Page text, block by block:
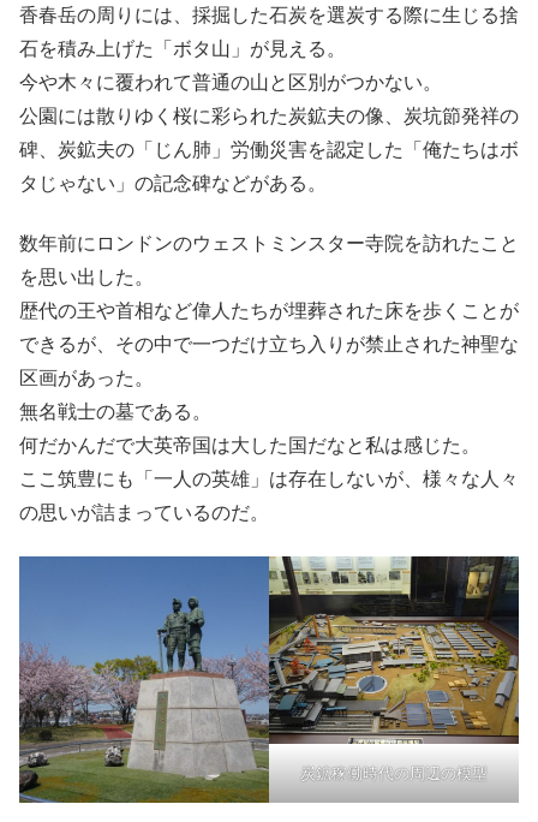
香春岳の周りには、採掘した石炭を選炭する際に生じる捨
石を積み上げた「ボタ山」が見える。
今や木々に覆われて普通の山と区別がつかない。
公園には散りゆく桜に彩られた炭鉱夫の像、炭坑節発祥の
碑、炭鉱夫の「じん肺」労働災害を認定した「俺たちはボ
タじゃない」の記念碑などがある。
数年前にロンドンのウェストミンスター寺院を訪れたこと
を思い出した。
歴代の王や首相など偉人たちが埋葬された床を歩くことが
できるが、その中で一つだけ立ち入りが禁止された神聖な
区画があった。
無名戦士の墓である。
何だかんだで大英帝国は大した国だなと私は感じた。
ここ筑豊にも「一人の英雄」は存在しないが、様々な人々
の思いが詰まっているのだ。
炭鉱稼働時代の周辺の模型